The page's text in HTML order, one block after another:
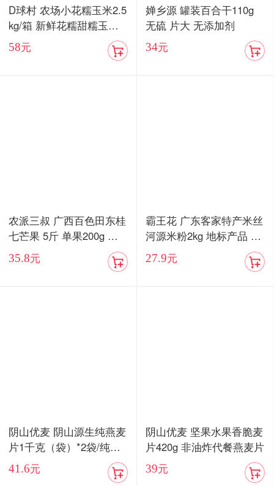
D球村 农场小花糯玉米2.5
kg/箱 新鲜花糯甜糯玉米
棒真空
58元
婵乡源 罐装百合干110g
无硫 片大 无添加剂
34元
农派三叔 广西百色田东桂
七芒果 5斤 单果200g 现
摘现发
35.8元
霸王花 广东客家特产米丝
河源米粉2kg 地标产品 自
然米香味 始于1978年 不
添加 更健康
27.9元
阴山优麦 阴山源生纯燕麦
片1千克（袋）*2袋/纯麦
片600克 免煮燕麦片早餐
代餐
41.6元
阴山优麦 坚果水果香脆麦
片420g 非油炸代餐燕麦片
39元